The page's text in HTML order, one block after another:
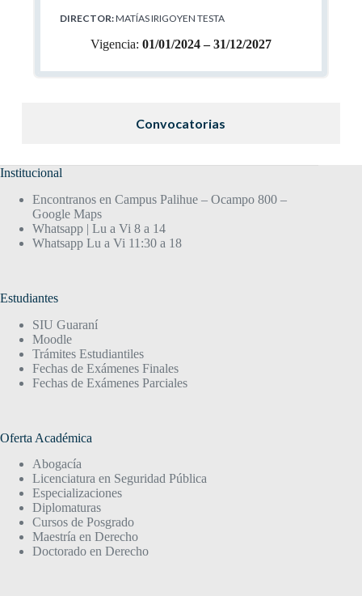
DIRECTOR:MATÍAS IRIGOYEN TESTA
Vigencia: 01/01/2024 – 31/12/2027
Convocatorias
Institucional
Encontranos en Campus Palihue – Ocampo 800 –
Google Maps
Whatsapp | Lu a Vi 8 a 14
Whatsapp Lu a Vi 11:30 a 18
Estudiantes
SIU Guaraní
Moodle
Trámites Estudiantiles
Fechas de Exámenes Finales
Fechas de Exámenes Parciales
Oferta Académica
Abogacía
Licenciatura en Seguridad Pública
Especializaciones
Diplomaturas
Cursos de Posgrado
Maestría en Derecho
Doctorado en Derecho